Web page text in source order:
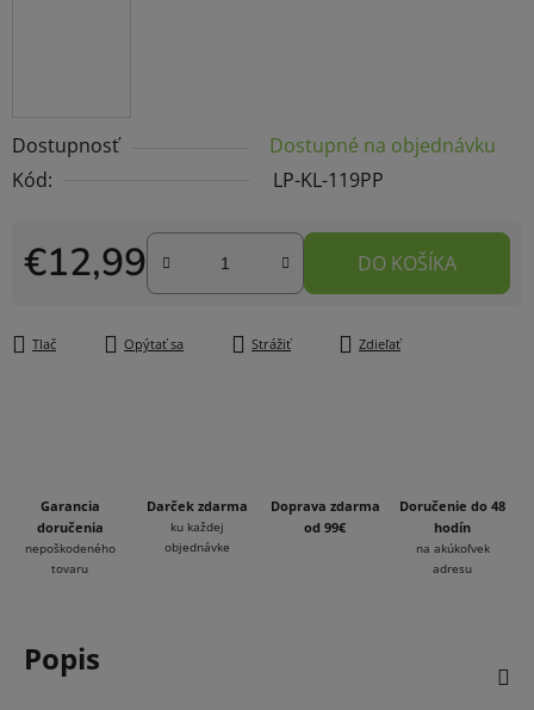
Dostupnosť
Dostupné na objednávku
Kód:
LP-KL-119PP
€12,99
Jednotková cena:
DO KOŠÍKA
Tlač Opýtať sa Strážiť Zdieľať
Garancia
doručenia
nepoškodeného
tovaru
Darček zdarma
ku každej
objednávke
Doprava zdarma
od 99€
Doručenie do 48
hodín
na akúkoľvek
adresu
Popis